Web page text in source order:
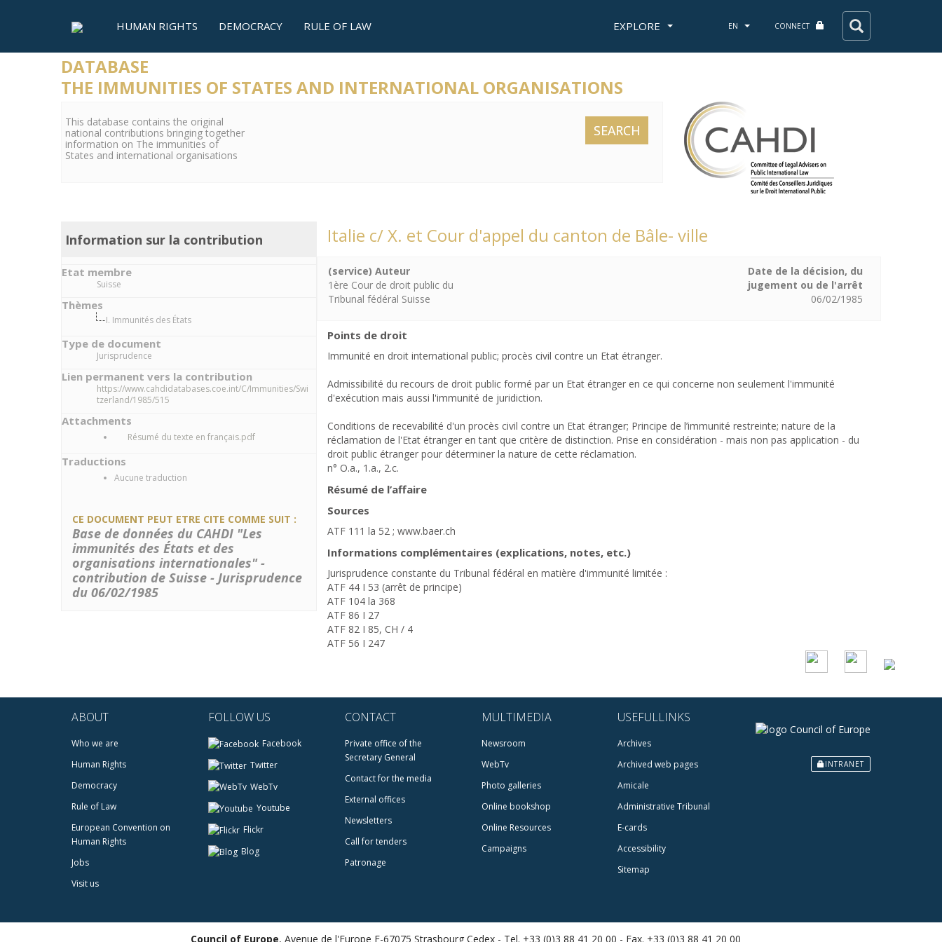
HUMAN RIGHTS DEMOCRACY RULE OF LAW EXPLORE EN CONNECT
DATABASE
THE IMMUNITIES OF STATES AND INTERNATIONAL ORGANISATIONS
This database contains the original
national contributions bringing together
information on The immunities of
States and international organisations
SEARCH
Information sur la contribution
Etat membre
Suisse
Thèmes
I. Immunités des États
Type de document
Jurisprudence
Lien permanent vers la contribution
https://www.cahdidatabases.coe.int/C/Immunities/Swi
tzerland/1985/515
Attachments
Résumé du texte en français.pdf
Traductions
Aucune traduction
CE DOCUMENT PEUT ETRE CITE COMME SUIT :
Base de données du CAHDI "Les
immunités des États et des
organisations internationales" -
contribution de Suisse - Jurisprudence
du 06/02/1985
Italie c/ X. et Cour d'appel du canton de Bâle- ville
(service) Auteur
1ère Cour de droit public du
Tribunal fédéral Suisse
Date de la décision, du
jugement ou de l'arrêt
06/02/1985
Points de droit
Immunité en droit international public; procès civil contre un Etat étranger.
Admissibilité du recours de droit public formé par un Etat étranger en ce qui concerne non seulement l'immunité
d'exécution mais aussi l'immunité de juridiction.
Conditions de recevabilité d'un procès civil contre un Etat étranger; Principe de l’immunité restreinte; nature de la
réclamation de l'Etat étranger en tant que critère de distinction. Prise en considération - mais non pas application - du
droit public étranger pour déterminer la nature de cette réclamation.
n° O.a., 1.a., 2.c.
Résumé de l’affaire
Sources
ATF 111 la 52 ; www.baer.ch
Informations complémentaires (explications, notes, etc.)
Jurisprudence constante du Tribunal fédéral en matière d'immunité limitée :
ATF 44 I 53 (arrêt de principe)
ATF 104 la 368
ATF 86 I 27
ATF 82 I 85, CH / 4
ATF 56 I 247
ABOUT
Who we are
Human Rights
Democracy
Rule of Law
European Convention on
Human Rights
Jobs
Visit us
FOLLOW US
Facebook
Twitter
WebTv
Youtube
Flickr
Blog
CONTACT
Private office of the
Secretary General
Contact for the media
External offices
Newsletters
Call for tenders
Patronage
MULTIMEDIA
Newsroom
WebTv
Photo galleries
Online bookshop
Online Resources
Campaigns
USEFULLINKS
Archives
Archived web pages
Amicale
Administrative Tribunal
E-cards
Accessibility
Sitemap
INTRANET
Council of Europe, Avenue de l'Europe F-67075 Strasbourg Cedex - Tel. +33 (0)3 88 41 20 00 - Fax. +33 (0)3 88 41 20 00